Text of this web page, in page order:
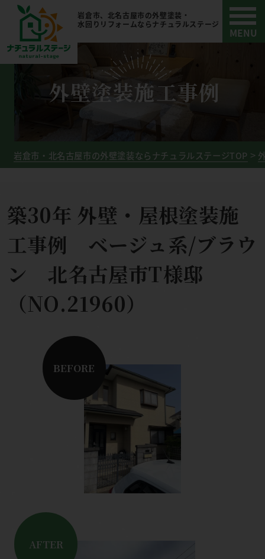
岩倉市、北名古屋市の外壁塗装・
水回りリフォームならナチュラルステージ
外壁塗装施工事例
岩倉市・北名古屋市の外壁塗装ならナチュラルステージTOP
築30年 外壁・屋根塗装施
工事例 ベージュ系/ブラウ
ン 北名古屋市T様邸
（NO.21960）
BEFORE
AFTER